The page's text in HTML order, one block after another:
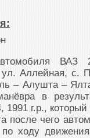
ВАЗ
ул. Аллейная, с.
– Алушта –
в
г.р.,
после чего
ходу